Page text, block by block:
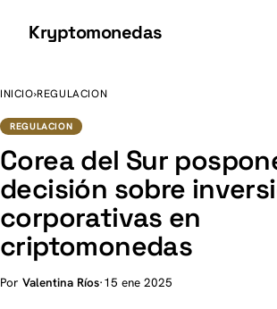
Kryptomonedas
INICIO›REGULACION
REGULACION
Corea del Sur
decisión sobre
corporativas en
criptomonedas
Por Valentina Ríos·15 ene 2025